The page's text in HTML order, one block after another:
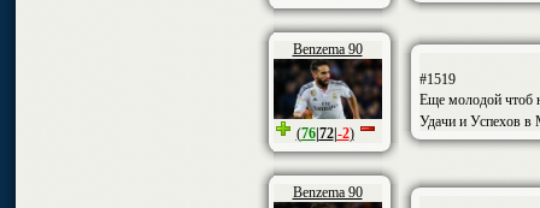
Benzema 90
(76|72|-2)
#1519
Еще молодой чтоб
Удачи и Успехов
Benzema 90